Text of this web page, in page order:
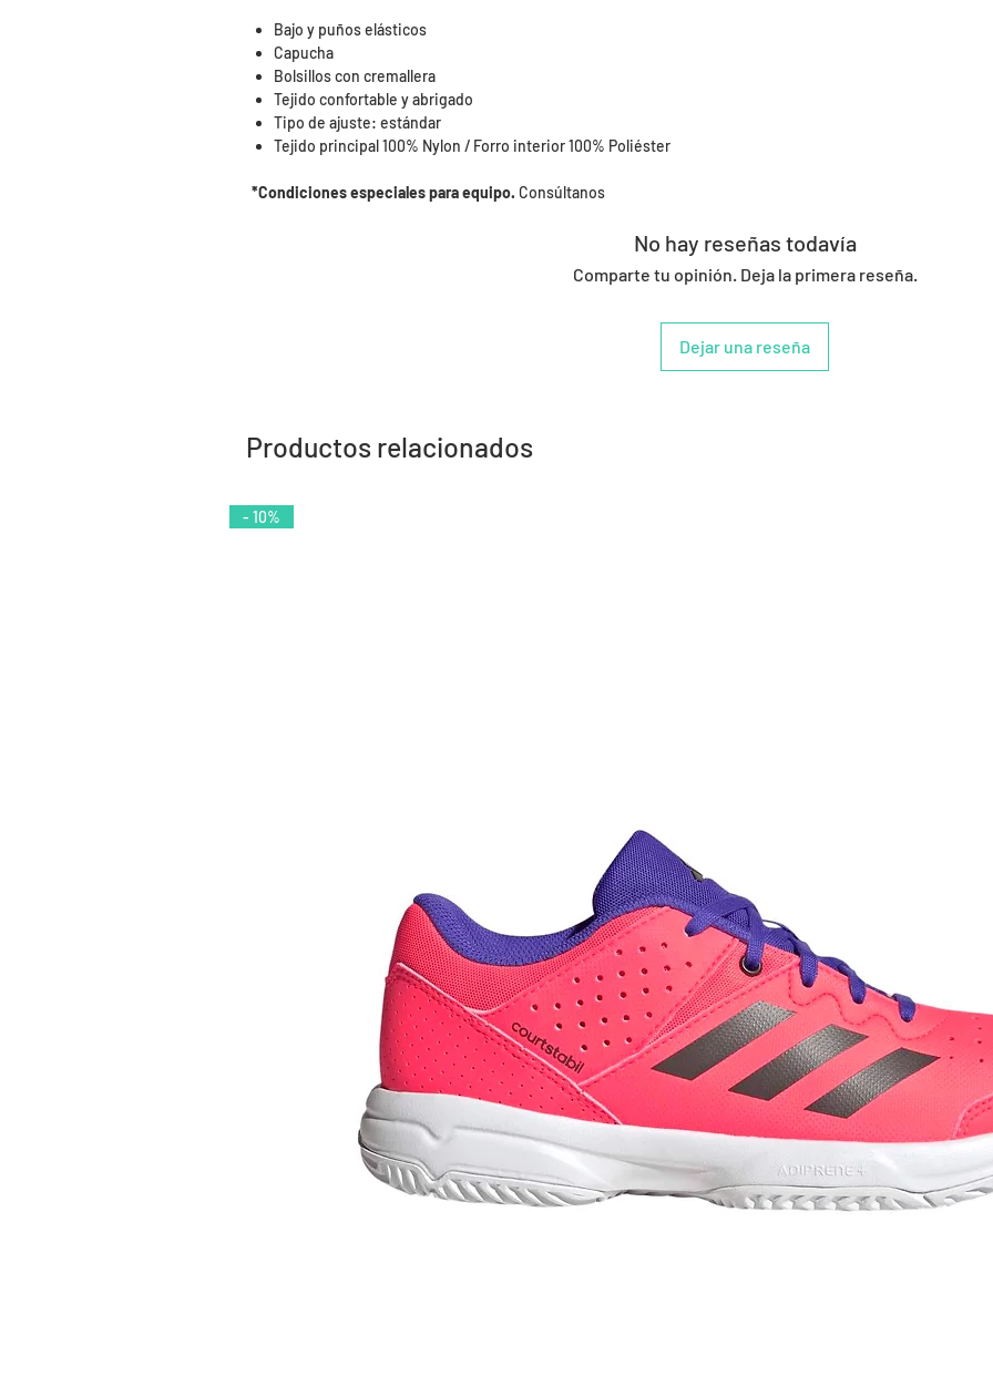
Bajo y puños elásticos
Capucha
Bolsillos con cremallera
Tejido confortable y abrigado
Tipo de ajuste: estándar
Tejido principal 100% Nylon / Forro interior 100% Poliéster
*Condiciones especiales para equipo. Consúltanos
No hay reseñas todavía
Comparte tu opinión. Deja la primera reseña.
Dejar una reseña
Productos relacionados
- 10%